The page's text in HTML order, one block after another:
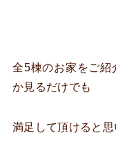
全5棟のお家をご紹
か見るだけでも
満足して頂けると思